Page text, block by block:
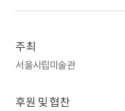
들여다볼 것이다.
일제강점기를 지나고 해
어느 때보다 힘든 시대를
주최
서울시립미술관
후원 및 협찬